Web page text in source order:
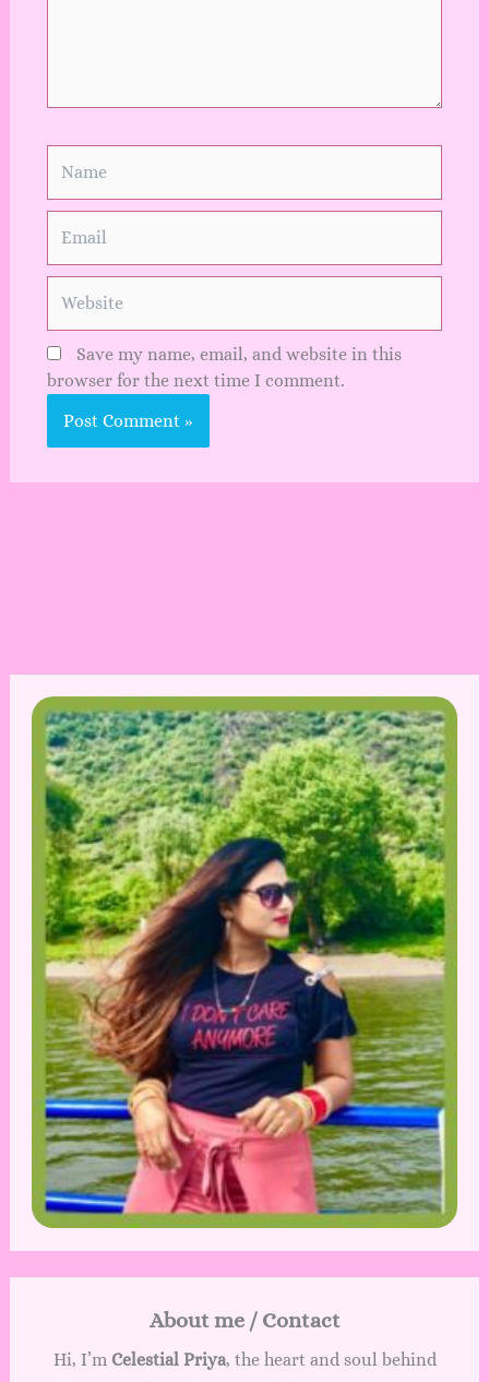
Save my name, email, and website in this
browser for the next time I comment.
About me / Contact
Hi, I’m Celestial Priya, the heart and soul behind